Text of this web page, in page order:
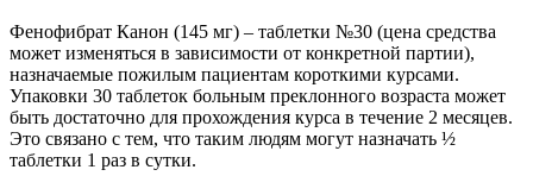
Фенофибрат Канон (145 мг) – таблетки №30 (цена средства
может изменяться в зависимости от конкретной партии),
назначаемые пожилым пациентам короткими курсами.
Упаковки 30 таблеток больным преклонного возраста может
быть достаточно для прохождения курса в течение 2 месяцев.
Это связано с тем, что таким людям могут назначать ½
таблетки 1 раз в сутки.